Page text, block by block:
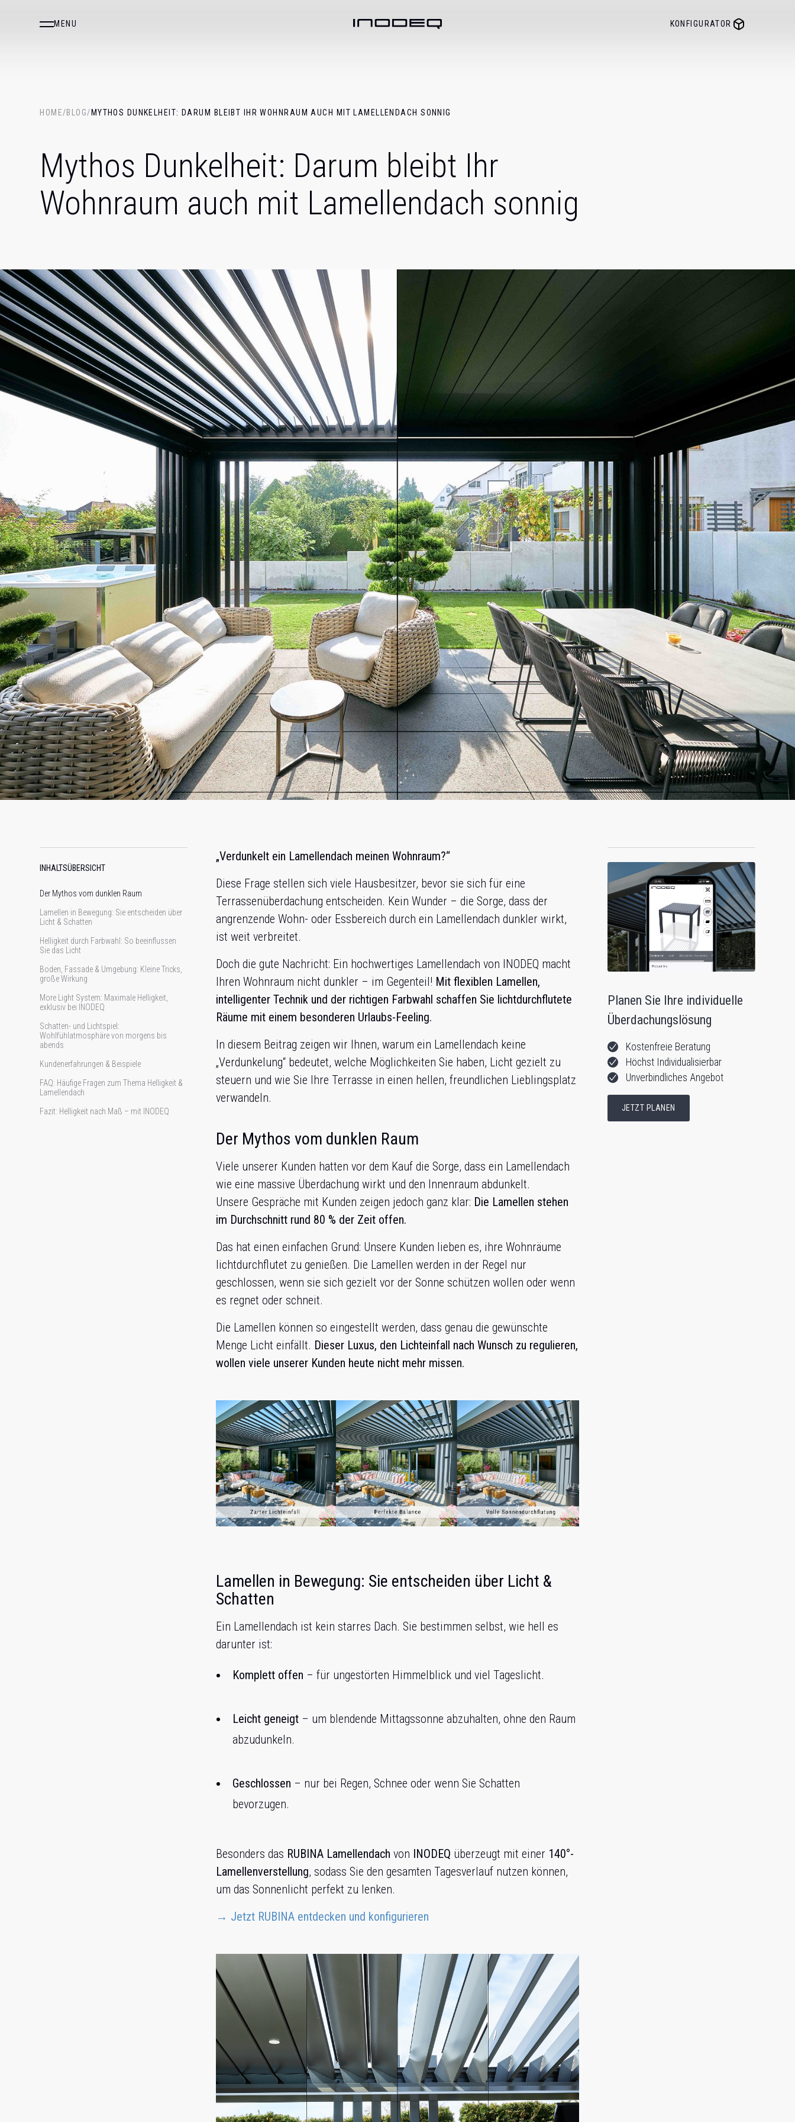
MENU KONFIGURATOR
HOME/BLOG/ MYTHOS DUNKELHEIT: DARUM BLEIBT IHR WOHNRAUM AUCH MIT LAMELLENDACH SONNIG
Mythos Dunkelheit: Darum bleibt Ihr
Wohnraum auch mit Lamellendach sonnig
INHALTSÜBERSICHT
Der Mythos vom dunklen Raum
Lamellen in Bewegung: Sie entscheiden über
Licht & Schatten
Helligkeit durch Farbwahl: So beeinflussen
Sie das Licht
Boden, Fassade & Umgebung: Kleine Tricks,
große Wirkung
More Light System: Maximale Helligkeit,
exklusiv bei INODEQ
Schatten- und Lichtspiel:
Wohlfühlatmosphäre von morgens bis
abends
Kundenerfahrungen & Beispiele
FAQ: Häufige Fragen zum Thema Helligkeit &
Lamellendach
Fazit: Helligkeit nach Maß – mit INODEQ
„Verdunkelt ein Lamellendach meinen Wohnraum?“
Diese Frage stellen sich viele Hausbesitzer, bevor sie sich für eine
Terrassenüberdachung entscheiden. Kein Wunder – die Sorge, dass der
angrenzende Wohn- oder Essbereich durch ein Lamellendach dunkler wirkt,
ist weit verbreitet.
Doch die gute Nachricht: Ein hochwertiges Lamellendach von INODEQ macht
Ihren Wohnraum nicht dunkler – im Gegenteil! Mit flexiblen Lamellen,
intelligenter Technik und der richtigen Farbwahl schaffen Sie lichtdurchflutete
Räume mit einem besonderen Urlaubs-Feeling.
In diesem Beitrag zeigen wir Ihnen, warum ein Lamellendach keine
„Verdunkelung“ bedeutet, welche Möglichkeiten Sie haben, Licht gezielt zu
steuern und wie Sie Ihre Terrasse in einen hellen, freundlichen Lieblingsplatz
verwandeln.
Der Mythos vom dunklen Raum
Viele unserer Kunden hatten vor dem Kauf die Sorge, dass ein Lamellendach
wie eine massive Überdachung wirkt und den Innenraum abdunkelt.
Unsere Gespräche mit Kunden zeigen jedoch ganz klar: Die Lamellen stehen
im Durchschnitt rund 80 % der Zeit offen.
Das hat einen einfachen Grund: Unsere Kunden lieben es, ihre Wohnräume
lichtdurchflutet zu genießen. Die Lamellen werden in der Regel nur
geschlossen, wenn sie sich gezielt vor der Sonne schützen wollen oder wenn
es regnet oder schneit.
Die Lamellen können so eingestellt werden, dass genau die gewünschte
Menge Licht einfällt. Dieser Luxus, den Lichteinfall nach Wunsch zu regulieren,
wollen viele unserer Kunden heute nicht mehr missen.
Lamellen in Bewegung: Sie entscheiden über Licht &
Schatten
Ein Lamellendach ist kein starres Dach. Sie bestimmen selbst, wie hell es
darunter ist:
Komplett offen – für ungestörten Himmelblick und viel Tageslicht.
Leicht geneigt – um blendende Mittagssonne abzuhalten, ohne den Raum
abzudunkeln.
Geschlossen – nur bei Regen, Schnee oder wenn Sie Schatten
bevorzugen.
Besonders das RUBINA Lamellendach von INODEQ überzeugt mit einer 140°-
Lamellenverstellung, sodass Sie den gesamten Tagesverlauf nutzen können,
um das Sonnenlicht perfekt zu lenken.
→ Jetzt RUBINA entdecken und konfigurieren
Planen Sie Ihre individuelle
Überdachungslösung
Kostenfreie Beratung
Höchst Individualisierbar
Unverbindliches Angebot
JETZT PLANEN